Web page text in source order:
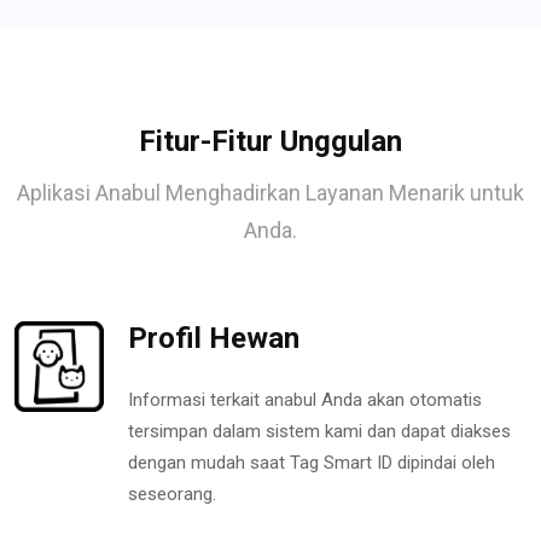
Fitur-Fitur Unggulan
Aplikasi Anabul Menghadirkan Layanan Menarik untuk
Anda.
Profil Hewan
Informasi terkait anabul Anda akan otomatis
tersimpan dalam sistem kami dan dapat diakses
dengan mudah saat Tag Smart ID dipindai oleh
seseorang.